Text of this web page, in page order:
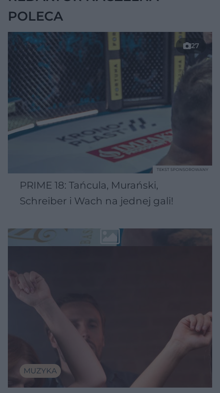
POLECA
27
PRIME 18: Tańcula, Murański,
Schreiber i Wach na jednej gali!
TEKST SPONSOROWANY
MUZYKA